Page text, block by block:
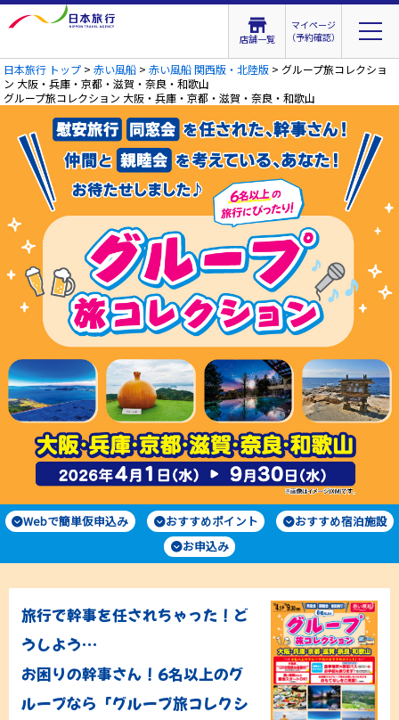
店舗一覧
マイページ
（予約確認）
日本旅行 トップ >赤い風船 >赤い風船 関西版・北陸版 > グループ旅コレクショ
ン 大阪・兵庫・京都・滋賀・奈良・和歌山
グループ旅コレクション 大阪・兵庫・京都・滋賀・奈良・和歌山
Webで簡単仮申込み おすすめポイント
おすすめ宿泊施設
お申込み
旅行で幹事を任されちゃった！ど
うしよう…
お困りの幹事さん！6名以上のグ
ループなら「グループ旅コレクシ